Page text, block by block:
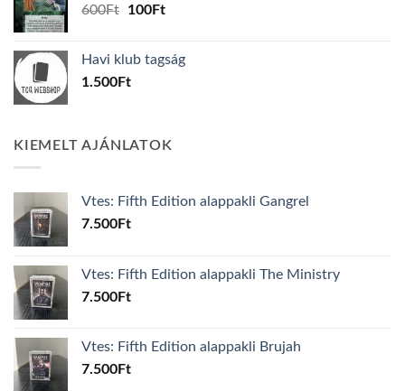
600Ft
Original
600Ft.
100FtCurrent
100Ft.
Havi klub tagság
1.500Ft
KIEMELT AJÁNLATOK
Vtes: Fifth Edition alappakli Gangrel
7.500Ft
Vtes: Fifth Edition alappakli The Ministry
7.500Ft
Vtes: Fifth Edition alappakli Brujah
7.500Ft